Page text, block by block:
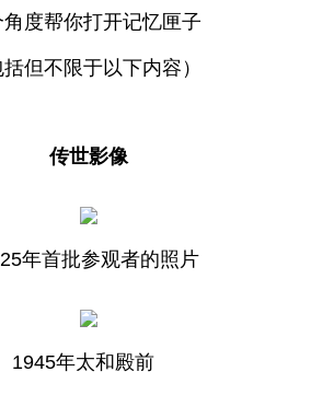
角度帮你打开记忆匣子
括但不限于以下内容）
传世影像
年首批参观者的照片
1945年太和殿前